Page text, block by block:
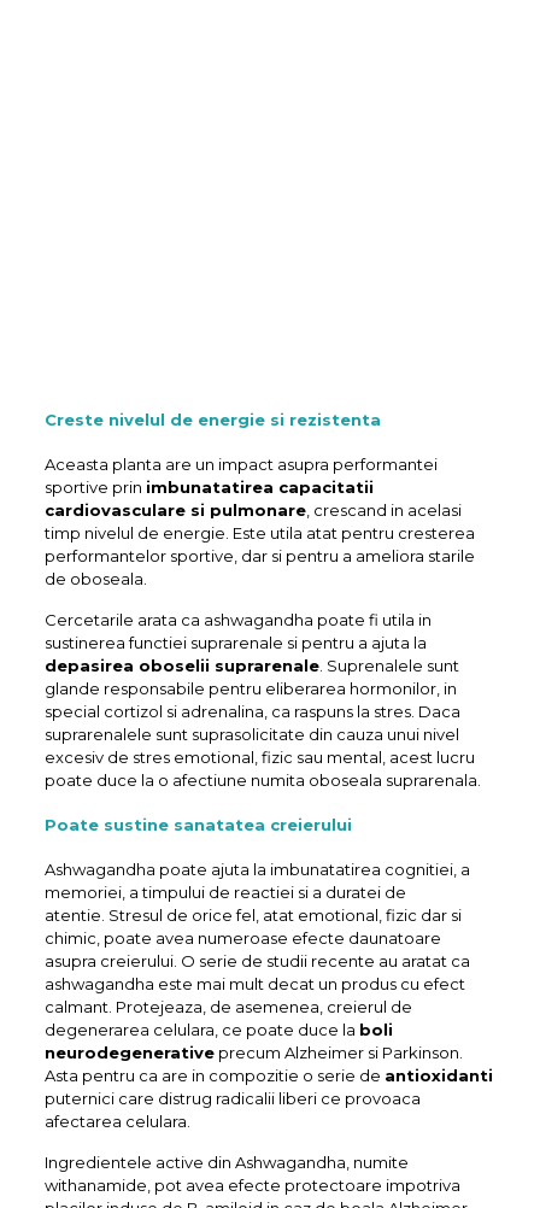
Creste nivelul de energie si rezistenta
Aceasta planta are un impact asupra performantei
sportive prin imbunatatirea capacitatii
cardiovasculare si pulmonare, crescand in acelasi
timp nivelul de energie. Este utila atat pentru cresterea
performantelor sportive, dar si pentru a ameliora starile
de oboseala.
Cercetarile arata ca ashwagandha poate fi utila in
sustinerea functiei suprarenale si pentru a ajuta la
depasirea oboselii suprarenale. Suprenalele sunt
glande responsabile pentru eliberarea hormonilor, in
special cortizol si adrenalina, ca raspuns la stres. Daca
suprarenalele sunt suprasolicitate din cauza unui nivel
excesiv de stres emotional, fizic sau mental, acest lucru
poate duce la o afectiune numita oboseala suprarenala.
Poate sustine sanatatea creierului
Ashwagandha poate ajuta la imbunatatirea cognitiei, a
memoriei, a timpului de reactiei si a duratei de
atentie. Stresul de orice fel, atat emotional, fizic dar si
chimic, poate avea numeroase efecte daunatoare
asupra creierului. O serie de studii recente au aratat ca
ashwagandha este mai mult decat un produs cu efect
calmant. Protejeaza, de asemenea, creierul de
degenerarea celulara, ce poate duce la boli
neurodegenerativeprecum Alzheimer si Parkinson.
Asta pentru ca are in compozitie o serie de antioxidanti
puternici care distrug radicalii liberi ce provoaca
afectarea celulara.
Ingredientele active din Ashwagandha, numite
withanamide, pot avea efecte protectoare impotriva